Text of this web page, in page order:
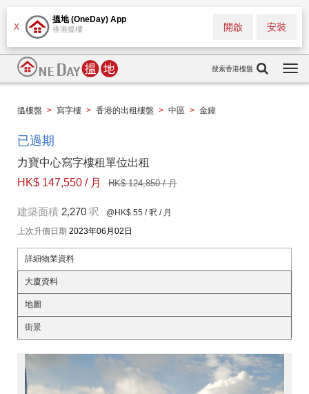
X
搵地 (OneDay) App
香港搵樓 安裝
開啟
搜索香港樓盤
搵樓盤 > 寫字樓 > 香港的出租樓盤 > 中區 > 金鐘
已過期
力寶中心寫字樓租單位出租
HK$ 147,550 / 月
HK$ 124,850 / 月
建築面積 2,270 呎 @HK$ 55 / 呎 / 月
上次升價日期 2023年06月02日
詳細物業資料
大廈資料
地圖
街景